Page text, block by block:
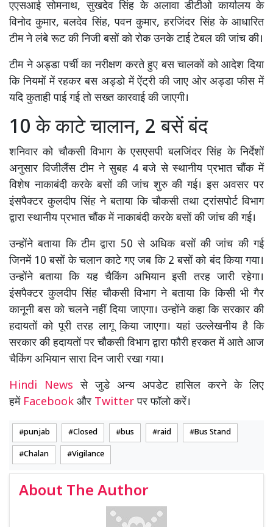
एएसआई सोमनाथ, सुखदेव सिंह के अलावा डीटीओ कार्यालय के
विनोद कुमार, बलदेव सिंह, पवन कुमार, हरजिंदर सिंह के आधारित
टीम ने लंबे रूट की निजी बसों को रोक उनके टाई टेबल की जांच की।
टीम ने अड्डा पर्ची का नरीक्षण करते हुए बस चालकों को आदेश दिया
कि नियमों में रहकर बस अड्डो में ऐंट्री की जाए ओर अड्डा फीस में
यदि कुताही पाई गई तो सख्त कारवाई की जाएगी।
10 के काटे चालान, 2 बसें बंद
शनिवार को चौकसी विभाग के एसएसपी बलजिंदर सिंह के निर्देशों
अनुसार विजीलैंस टीम ने सुबह 4 बजे से स्थानीय प्रभात चौंक में
विशेष नाकाबंदी करके बसों की जांच शुरु की गई। इस अवसर पर
इंसपैक्टर कुलदीप सिंह ने बताया कि चौकसी तथा ट्रांसपोर्ट विभाग
द्वारा स्थानीय प्रभात चौंक में नाकाबंदी करके बसों की जांच की गई।
उन्होंने बताया कि टीम द्वारा 50 से अधिक बसों की जांच की गई
जिनमें 10 बसों के चलान काटे गए जब कि 2 बसों को बंद किया गया।
उन्होंने बताया कि यह चैकिंग अभियान इसी तरह जारी रहेगा।
इंसपैक्टर कुलदीप सिंह चौकसी विभाग ने बताया कि किसी भी गैर
कानूनी बस को चलने नहीं दिया जाएगा। उन्होंने कहा कि सरकार की
हदायतों को पूरी तरह लागू किया जाएगा। यहां उल्लेखनीय है कि
सरकार की हदायतों पर चौकसी विभाग द्वारा फौरी हरकत में आते आज
चैकिंग अभियान सारा दिन जारी रखा गया।
Hindi Newsसे जुडे अन्य अपडेट हासिल करने के लिए
हमें Facebook और Twitterपर फॉलो करें।
punjab Closed bus raid Bus Stand
Chalan Vigilance
About The Author